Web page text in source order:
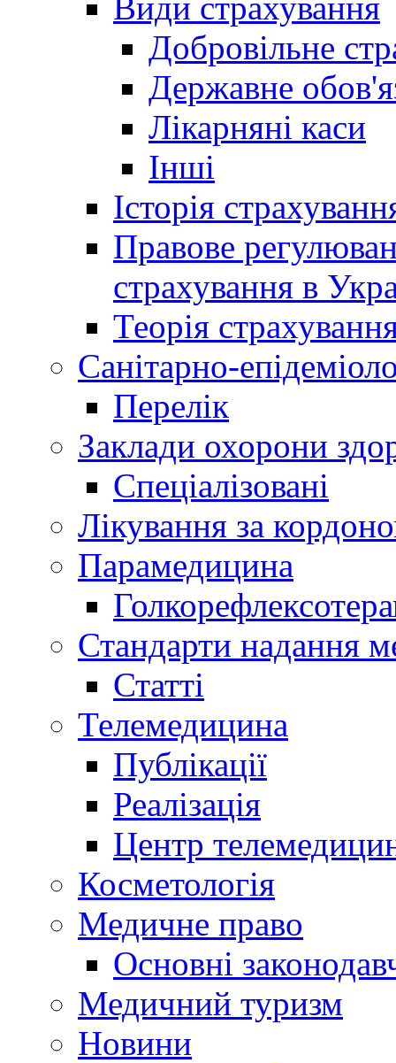
Добровільне
Державне
Лікарняні каси
Інші
Історія
Правове
страхування в
Теорія
Санітарно-
Перелік
Заклади охорони
Спеціалізовані
Лікування за
Парамедицина
Стандарти надання
Статті
Телемедицина
Публікації
Реалізація
Центр
Косметологія
Медичне право
Основні
Медичний туризм
Новини